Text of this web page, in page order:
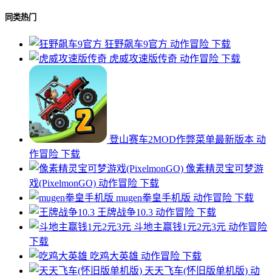
同类热门
狂野飙车9官方 动作冒险 下载
虎威攻速版传奇 动作冒险 下载
登山赛车2MOD作弊菜单最新版本 动
作冒险 下载
像素精灵宝可梦游
戏(PixelmonGO) 动作冒险 下载
mugen拳皇手机版 动作冒险 下载
王牌战争10.3 动作冒险 下载
斗地主赢钱1元2元3元 动作冒险
下载
吃鸡大英雄 动作冒险 下载
天天飞车(怀旧版单机版) 动